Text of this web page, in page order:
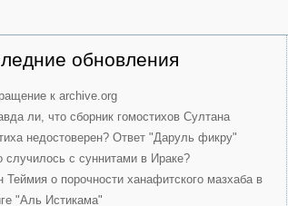
обновления
к archive.org
ли, что сборник гомостихов Султана
недостоверен? Ответ "Даруль фикру"
случилось с суннитами в Ираке?
Теймия о порочности ханафитского мазхаба в
"Аль Истикама"